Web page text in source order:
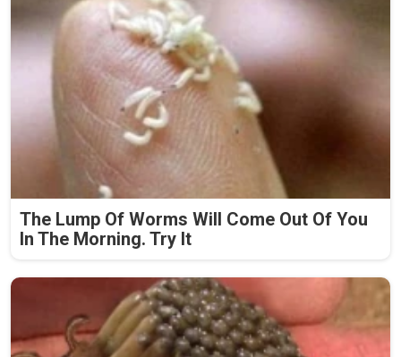
The Lump Of Worms Will Come Out Of You
In The Morning. Try It